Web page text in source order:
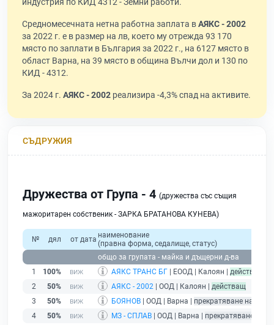
индустрия по КИД 4312 - Земни работи.
Средномесечната нетна работна заплата вАЯКС - 2002
за 2022 г. е в размер на лв, което му отрежда 93 170
място по заплати в България за 2022 г., на 6127 място в
област Варна, на 39 място в община Вълчи дол и 130 по
КИД - 4312.
За 2024 г. АЯКС - 2002 реализира -4,3% спад на активите.
СЪДРУЖИЯ
Дружества от Група - 4 (дружества със същия
мажоритарен собственик - ЗАРКА БРАТАНОВА КУНЕВА)
№ дял от дата наименование
(правна форма, седалище, статус)
общо за групата - майка и дъщерни д-ва
1
100% АЯКС ТРАНС БГ | ЕООД | Калоян | действащ
2
50% АЯКС - 2002 | ООД | Калоян | действащ
3
50% БОЯНОВ | ООД | Варна | прекратяване на
4
50% МЗ - СПЛАВ | ООД | Варна | прекратяване на